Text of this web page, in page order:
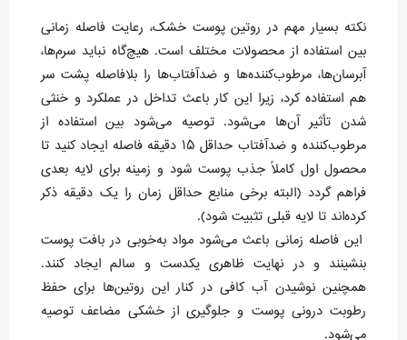
نکته بسیار مهم در روتین پوست خشک، رعایت فاصله زمانی
بین استفاده از محصولات مختلف است. هیچ‌گاه نباید سرم‌ها،
آبرسان‌ها، مرطوب‌کننده‌ها و ضدآفتاب‌ها را بلافاصله پشت سر
هم استفاده کرد، زیرا این کار باعث تداخل در عملکرد و خنثی
شدن تأثیر آن‌ها می‌شود. توصیه می‌شود بین استفاده از
مرطوب‌کننده و ضدآفتاب حداقل ۱۵ دقیقه فاصله ایجاد کنید تا
محصول اول کاملاً جذب پوست شود و زمینه برای لایه بعدی
فراهم گردد (البته برخی منابع حداقل زمان را یک دقیقه ذکر
کرده‌اند تا لایه قبلی تثبیت شود).
این فاصله زمانی باعث می‌شود مواد به‌خوبی در بافت پوست
بنشینند و در نهایت ظاهری یکدست و سالم ایجاد کنند.
همچنین نوشیدن آب کافی در کنار این روتین‌ها برای حفظ
رطوبت درونی پوست و جلوگیری از خشکی مضاعف توصیه
می‌شود.